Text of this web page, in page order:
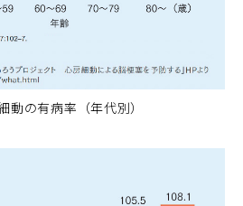
動の有病率（年代別）